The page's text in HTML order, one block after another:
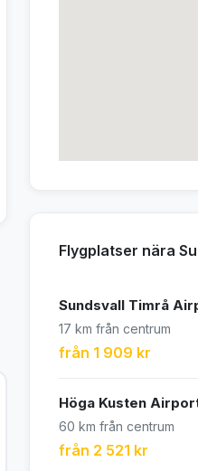
Flygplatser nära
Sundsvall Timrå
17 km från centrum
från 1 909 kr
Höga Kusten
60 km från centrum
från 2 521 kr